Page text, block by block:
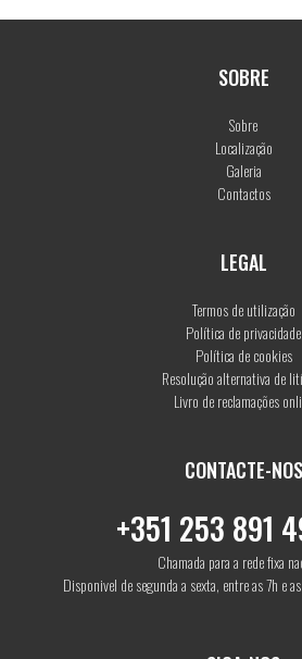
SOBRE
Sobre
Localização
Galeria
Contactos
LEGAL
Termos de utilização
Política de privacidade
Política de cookies
Resolução alternativa de
Livro de reclamações
CONTACTE-NOS
+351 253 891
Chamada para a rede fixa
Disponivel de segunda a sexta, entre as 7h e